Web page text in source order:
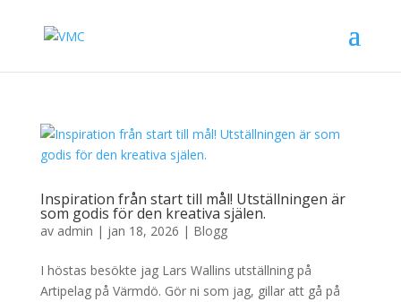
Inspiration från start till mål! Utställningen är
som godis för den kreativa själen.
av admin | jan 18, 2026 | Blogg
I höstas besökte jag Lars Wallins utställning på
Artipelag på Värmdö. Gör ni som jag, gillar att gå på